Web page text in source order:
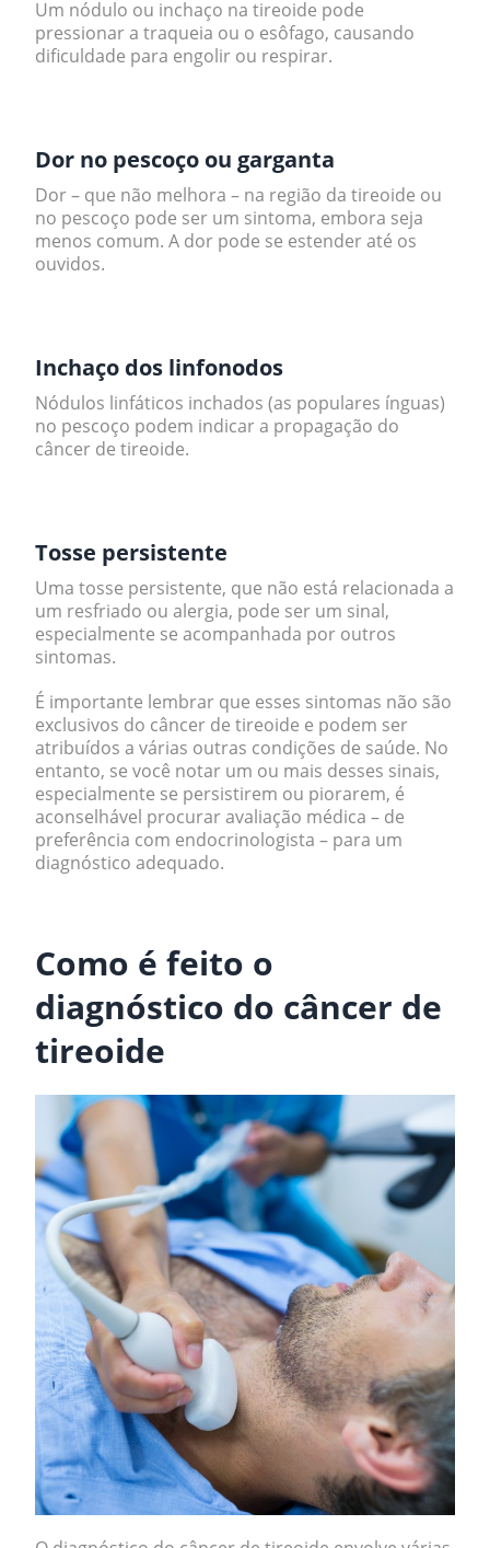
Um nódulo ou inchaço na tireoide pode
pressionar a traqueia ou o esôfago, causando
dificuldade para engolir ou respirar.
Dor no pescoço ou garganta
Dor – que não melhora – na região da tireoide ou
no pescoço pode ser um sintoma, embora seja
menos comum. A dor pode se estender até os
ouvidos.
Inchaço dos linfonodos
Nódulos linfáticos inchados (as populares ínguas)
no pescoço podem indicar a propagação do
câncer de tireoide.
Tosse persistente
Uma tosse persistente, que não está relacionada a
um resfriado ou alergia, pode ser um sinal,
especialmente se acompanhada por outros
sintomas.
É importante lembrar que esses sintomas não são
exclusivos do câncer de tireoide e podem ser
atribuídos a várias outras condições de saúde. No
entanto, se você notar um ou mais desses sinais,
especialmente se persistirem ou piorarem, é
aconselhável procurar avaliação médica – de
preferência com endocrinologista – para um
diagnóstico adequado.
Como é feito o
diagnóstico do câncer de
tireoide